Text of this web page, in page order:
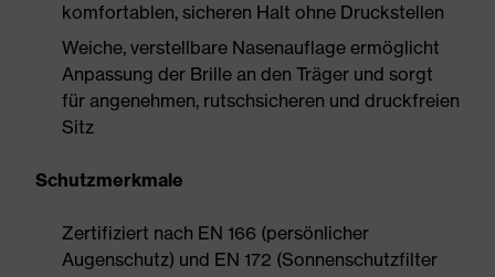
komfortablen, sicheren Halt ohne Druckstellen
Weiche, verstellbare Nasenauflage ermöglicht
Anpassung der Brille an den Träger und sorgt
für angenehmen, rutschsicheren und druckfreien
Sitz
Schutzmerkmale
Zertifiziert nach EN 166 (persönlicher
Augenschutz) und EN 172 (Sonnenschutzfilter